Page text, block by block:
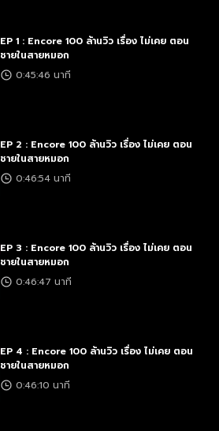
EP 1 : Encore 100 ล้านวิว เรื่อง ไม่เคย ตอน
ชายในสายหมอก
0:45:46 นาที
EP 2 : Encore 100 ล้านวิว เรื่อง ไม่เคย ตอน
ชายในสายหมอก
0:46:54 นาที
EP 3 : Encore 100 ล้านวิว เรื่อง ไม่เคย ตอน
ชายในสายหมอก
0:46:47 นาที
EP 4 : Encore 100 ล้านวิว เรื่อง ไม่เคย ตอน
ชายในสายหมอก
0:46:10 นาที